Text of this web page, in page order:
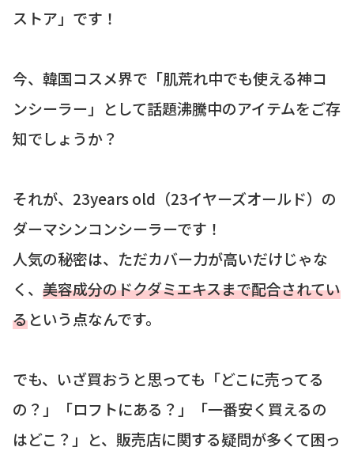
ストア」です！
今、韓国コスメ界で「肌荒れ中でも使える神コ
ンシーラー」として話題沸騰中のアイテムをご存
知でしょうか？
それが、23years old（23イヤーズオールド）の
ダーマシンコンシーラーです！
人気の秘密は、ただカバー力が高いだけじゃな
く、 美容成分のドクダミエキスまで配合されてい
るという点なんです。
でも、いざ買おうと思っても「どこに売ってる
の？」「ロフトにある？」「一番安く買えるの
はどこ？」と、販売店に関する疑問が多くて困っ